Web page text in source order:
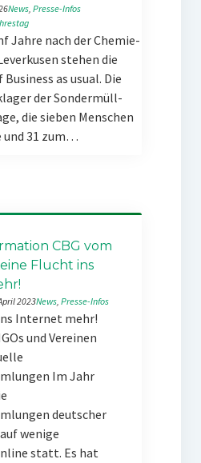
News, Presse-Infos
Jahre nach der Chemie-
stehen die
as usual. Die
der Sondermüll-
die sieben Menschen
und 31 zum…
CBG vom
Flucht ins
2023News, Presse-Infos
Internet mehr!
und Vereinen
Im Jahr
deutscher
wenige
statt. Es hat